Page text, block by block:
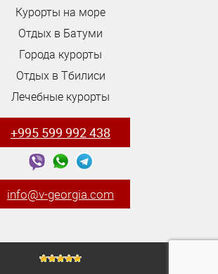
Курорты на море
Отдых в Батуми
Города курорты
Отдых в Тбилиси
Лечебные курорты
+995 599 992 438
info@v-georgia.com